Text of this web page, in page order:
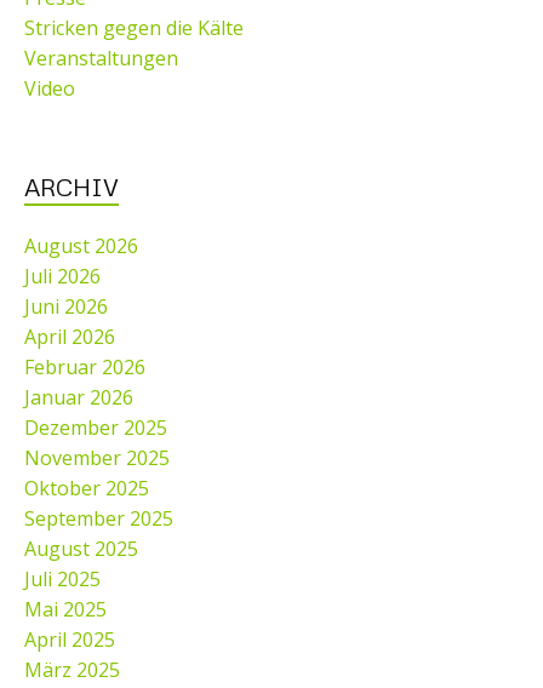
Stricken gegen die Kälte
Veranstaltungen
Video
ARCHIV
August 2026
Juli 2026
Juni 2026
April 2026
Februar 2026
Januar 2026
Dezember 2025
November 2025
Oktober 2025
September 2025
August 2025
Juli 2025
Mai 2025
April 2025
März 2025